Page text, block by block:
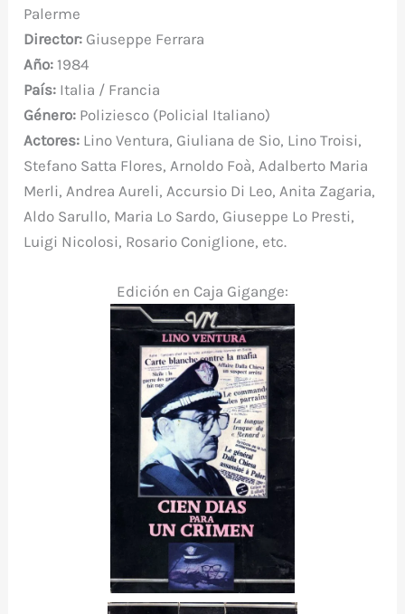
o
o
k
p
Palerme
Director: Giuseppe Ferrara
Año: 1984
País: Italia / Francia
Género: Poliziesco (Policial Italiano)
Actores: Lino Ventura, Giuliana de Sio, Lino Troisi,
Stefano Satta Flores, Arnoldo Foà, Adalberto Maria
Merli, Andrea Aureli, Accursio Di Leo, Anita Zagaria,
Aldo Sarullo, Maria Lo Sardo, Giuseppe Lo Presti,
Luigi Nicolosi, Rosario Coniglione, etc.
Edición en Caja Gigange: